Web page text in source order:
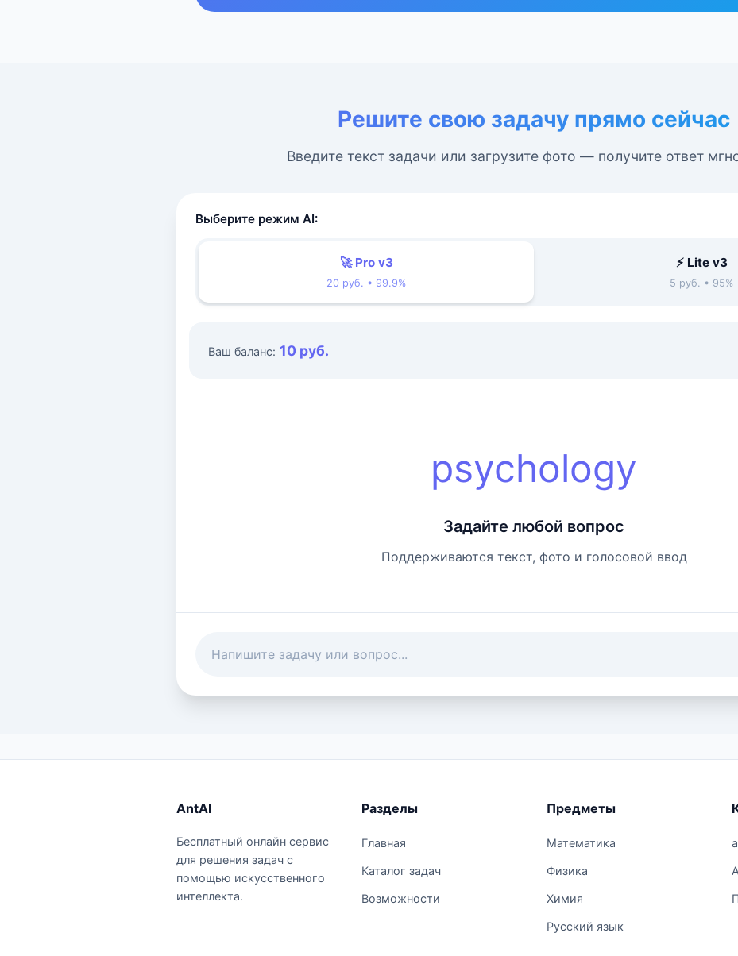
Решите свою задачу прямо сейчас
Введите текст задачи или загрузите фото — получите ответ
Выберите режим AI:
🚀 Pro v3
20 руб. • 99.9%
⚡ Lite v3
5 руб. • 95%
Ваш баланс: 10 руб.
psychology
Задайте любой вопрос
Поддерживаются текст, фото и голосовой ввод
AntAI
Бесплатный онлайн сервис
для решения задач с
помощью искусственного
интеллекта.
Разделы
Главная
Каталог задач
Возможности
Предметы
Математика
Физика
Химия
Русский язык